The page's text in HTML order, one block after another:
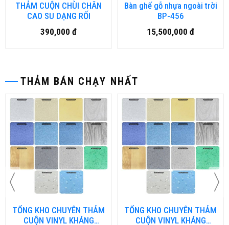
THẢM CUỘN CHÙI CHÂN
CAO SU DẠNG RỐI
390,000 đ
Bàn ghế gỗ nhựa ngoài trời
BP-456
15,500,000 đ
THẢM BÁN CHẠY NHẤT
KHO CHUYÊN THẢM
CUỘN VINYL KHÁNG
TỔNG KHO CHUYÊN THẢM
CUỘN VINYL KHÁNG